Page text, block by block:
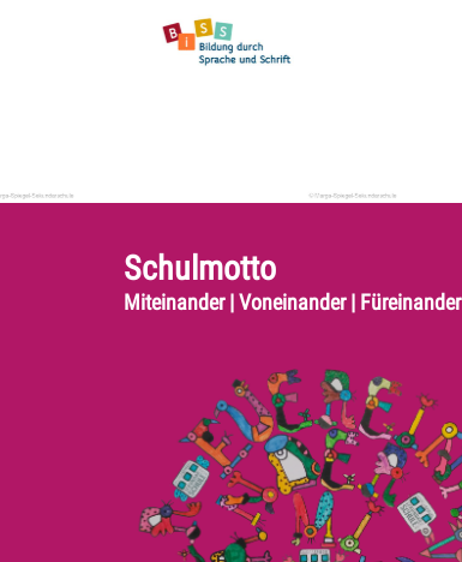
Schulmotto
Miteinander | Voneinander | Füreinander